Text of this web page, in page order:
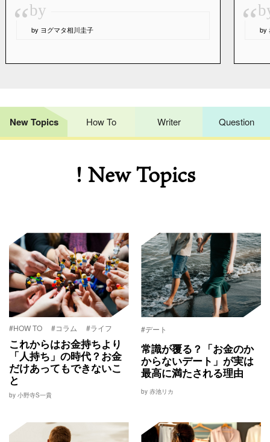
“by
by ヨグマタ相川圭子 “ by
New Topics How To Writer Question
! New Topics
#HOW TO #コラム #ライフ
これからはお金持ちより
「人持ち」の時代？お金
だけあってもできないこ
と
by 小野寺S一貴
#デート
常識が覆る？「お金のか
からないデート」が実は
最高に満たされる理由
by 赤池リカ